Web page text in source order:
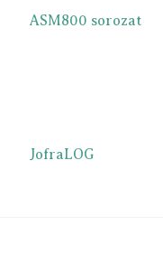
ASM800 sorozat
JofraLOG